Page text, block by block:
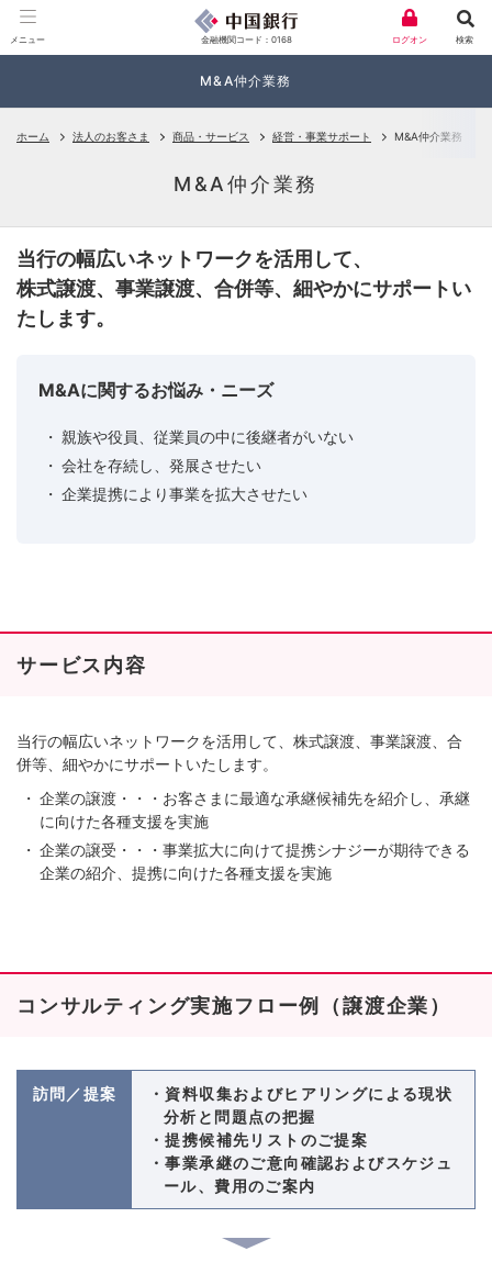
金融機関コード：0168
メニュー 検索
ログオン
M&A仲介業務
ホーム 法人のお客さま 商品・サービス 経営・事業サポート M&A仲介業務
M&A仲介業務
当行の幅広いネットワークを活用して、
株式譲渡、事業譲渡、合併等、細やかにサポートい
たします。
M&Aに関するお悩み・ニーズ
親族や役員、従業員の中に後継者がいない
会社を存続し、発展させたい
企業提携により事業を拡大させたい
サービス内容
当行の幅広いネットワークを活用して、株式譲渡、事業譲渡、合
併等、細やかにサポートいたします。
企業の譲渡・・・お客さまに最適な承継候補先を紹介し、承継
に向けた各種支援を実施
企業の譲受・・・事業拡大に向けて提携シナジーが期待できる
企業の紹介、提携に向けた各種支援を実施
コンサルティング実施フロー例（譲渡企業）
訪問／提案
・資料収集およびヒアリングによる現状
分析と問題点の把握
・提携候補先リストのご提案
・事業承継のご意向確認およびスケジュ
ール、費用のご案内